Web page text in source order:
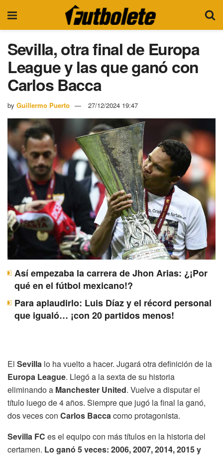
Sevilla, otra final de Europa
League y las que ganó con
Carlos Bacca
by Guillermo Puerto 27/12/2024 19:47
Así empezaba la carrera de Jhon Arias: ¿¡Por
qué en el fútbol mexicano!?
Para aplaudirlo: Luis Díaz y el récord personal
que igualó… ¡con 20 partidos menos!
El Sevilla lo ha vuelto a hacer. Jugará otra definición de la
Europa League. Llegó a la sexta de su historia
eliminando a Manchester United. Vuelve a disputar el
título luego de 4 años. Siempre que jugó la final la ganó,
dos veces con Carlos Baccacomo protagonista.
Sevilla FC es el equipo con más títulos en la historia del
certamen. Lo ganó 5 veces: 2006, 2007, 2014, 2015 y